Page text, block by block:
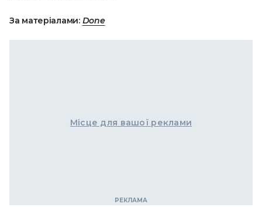
За матеріалами: Done
Місце для вашої реклами